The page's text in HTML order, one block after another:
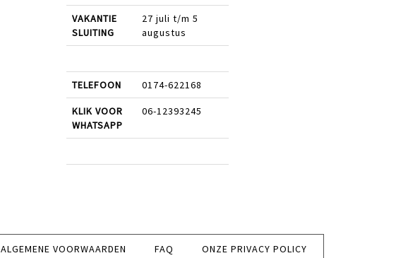
VAKANTIE
SLUITING
27 juli t/m 5
augustus
TELEFOON 0174-622168
KLIK VOOR
WHATSAPP
06-12393245
ALGEMENE VOORWAARDEN FAQ ONZE PRIVACY POLICY